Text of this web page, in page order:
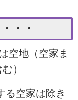
・・
地（空家ま
）
空家は除き